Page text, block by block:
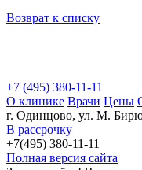
Возврат к списку
+7 (495) 380-11-11
О клинике Врачи Цены
г. Одинцово, ул. М.
В рассрочку
+7(495) 380-11-11
Полная версия сайта